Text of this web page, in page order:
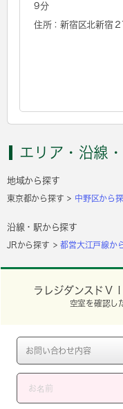
9分
住所：新宿区北新宿２
エリア・沿線
地域から探す
東京都から探す 中野区から
沿線・駅から探す
JRから探す 都営大江戸線か
ラレジダンスドＶ
空室を確認し